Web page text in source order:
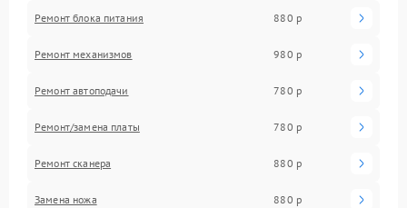
Ремонт блока питания 880 р
Ремонт механизмов 980 р
Ремонт автоподачи 780 р
Ремонт/замена платы 780 р
Ремонт сканера 880 р
Замена ножа 880 р